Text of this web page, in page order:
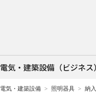
電気・建築設備（ビジネス）
電気・建築設備 照明器具 納